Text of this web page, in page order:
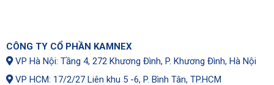
CÔNG TY CỔ PHẦN KAMNEX
VP Hà Nội: Tầng 4, 272 Khương Đình, P. Khương Đình, Hà Nội
VP HCM: 17/2/27 Liên khu 5 -6, P. Bình Tân, TP.HCM